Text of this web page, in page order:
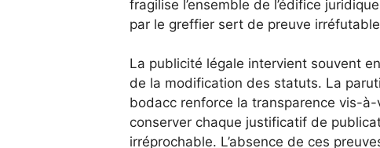
fragilise l’ensemble de l’édifice
par le greffier sert de preuve
La publicité légale intervient souvent
de la modification des statuts. La
bodacc renforce la transparence vis-
conserver chaque justificatif de
irréprochable. L’absence de ces